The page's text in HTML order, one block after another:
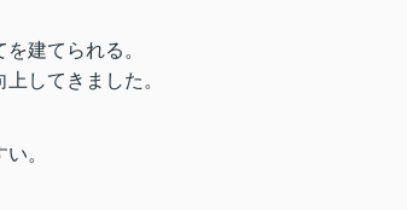
建てられる。
してきました。
。